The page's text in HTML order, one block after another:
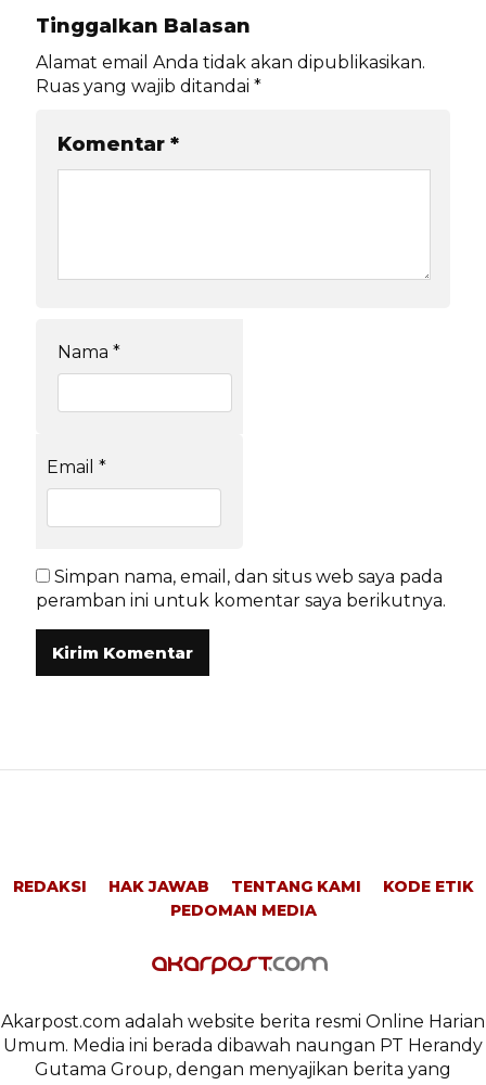
Tinggalkan Balasan
Alamat email Anda tidak akan dipublikasikan.
Ruas yang wajib ditandai *
Komentar *
Nama *
Email *
Simpan nama, email, dan situs web saya pada
peramban ini untuk komentar saya berikutnya.
REDAKSI HAK JAWAB TENTANG KAMI
KODE ETIK
PEDOMAN MEDIA
Akarpost.com adalah website berita resmi Online Harian
Umum. Media ini berada dibawah naungan PT Herandy
Gutama Group, dengan menyajikan berita yang